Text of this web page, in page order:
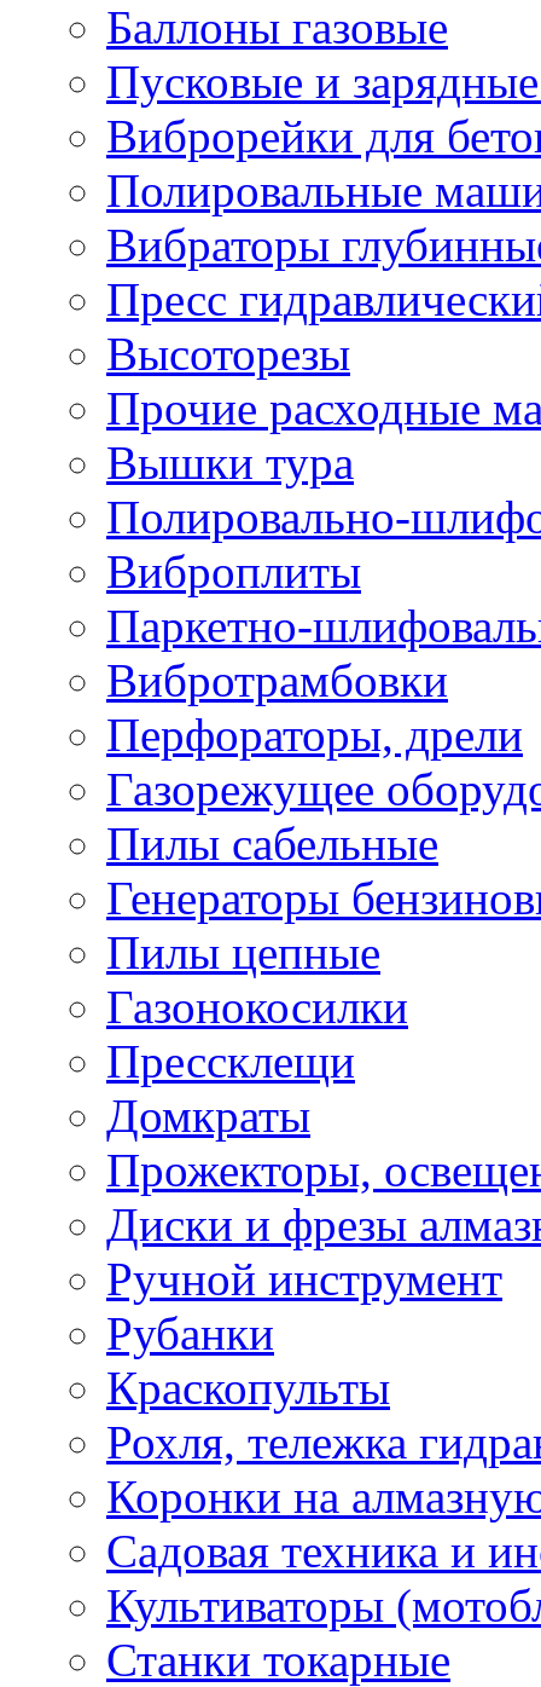
Баллоны газовые
Пусковые и
Виброрейки для
Полировальные
Вибраторы
Пресс
Высоторезы
Прочие расходные
Вышки тура
Полировально-
Виброплиты
Паркетно-
Вибротрамбовки
Перфораторы, дрели
Газорежущее
Пилы сабельные
Генераторы
Пилы цепные
Газонокосилки
Прессклещи
Домкраты
Прожекторы,
Диски и фрезы
Ручной инструмент
Рубанки
Краскопульты
Рохля, тележка
Коронки на
Садовая техника и
Культиваторы
Станки токарные